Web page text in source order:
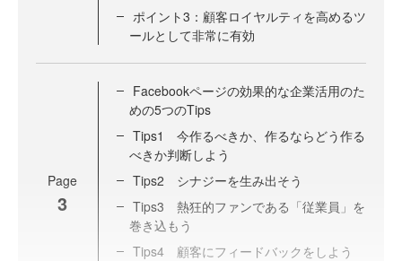
ポイント3：顧客ロイヤルティを高めるツ
ールとして非常に有効
Page
3
Facebookページの効果的な企業活用のた
めの5つのTips
Tips1 今作るべきか、作るならどう作る
べきか判断しよう
Tips2 シナジーを生み出そう
Tips3 熱狂的ファンである「従業員」を
巻き込もう
Tips4 顧客にフィードバックをしよう